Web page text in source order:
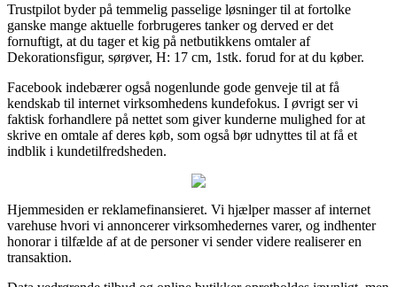
Trustpilot byder på temmelig passelige løsninger til at fortolke
ganske mange aktuelle forbrugeres tanker og derved er det
fornuftigt, at du tager et kig på netbutikkens omtaler af
Dekorationsfigur, sørøver, H: 17 cm, 1stk. forud for at du køber.
Facebook indebærer også nogenlunde gode genveje til at få
kendskab til internet virksomhedens kundefokus. I øvrigt ser vi
faktisk forhandlere på nettet som giver kunderne mulighed for at
skrive en omtale af deres køb, som også bør udnyttes til at få et
indblik i kundetilfredsheden.
Hjemmesiden er reklamefinansieret. Vi hjælper masser af internet
varehuse hvori vi annoncerer virksomhedernes varer, og indhenter
honorar i tilfælde af at de personer vi sender videre realiserer en
transaktion.